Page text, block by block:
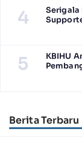
4
Serigala
5
KBIHU
Berita Terbaru